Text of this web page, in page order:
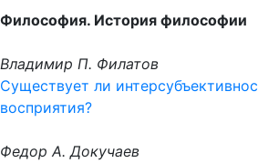
Философия. История философии
Владимир П. Филатов
Существует ли
восприятия?
Федор А. Докучаев